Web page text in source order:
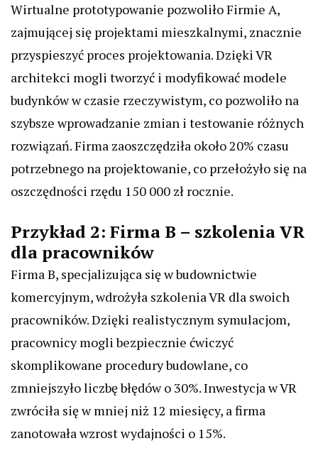
Wirtualne prototypowanie pozwoliło Firmie A,
zajmującej się projektami mieszkalnymi, znacznie
przyspieszyć proces projektowania. Dzięki VR
architekci mogli tworzyć i modyfikować modele
budynków w czasie rzeczywistym, co pozwoliło na
szybsze wprowadzanie zmian i testowanie różnych
rozwiązań. Firma zaoszczędziła około 20% czasu
potrzebnego na projektowanie, co przełożyło się na
oszczędności rzędu 150 000 zł rocznie.
Przykład 2: Firma B – szkolenia VR
dla pracowników
Firma B, specjalizująca się w budownictwie
komercyjnym, wdrożyła szkolenia VR dla swoich
pracowników. Dzięki realistycznym symulacjom,
pracownicy mogli bezpiecznie ćwiczyć
skomplikowane procedury budowlane, co
zmniejszyło liczbę błędów o 30%. Inwestycja w VR
zwróciła się w mniej niż 12 miesięcy, a firma
zanotowała wzrost wydajności o 15%.